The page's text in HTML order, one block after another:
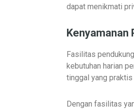
dapat menikmati
Kenyamanan
Fasilitas
kebutuhan harian
tinggal yang
Dengan fasilitas